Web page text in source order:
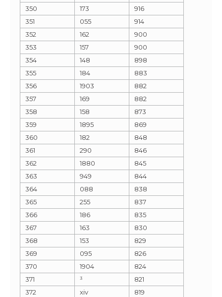
350
173
916
351
055
914
352
162
900
353
157
900
354
148
898
355
184
883
356
1903
882
357
169
882
358
158
873
359
1895
869
360
182
848
361
290
846
362
1880
845
363
949
844
364
088
838
365
255
837
366
186
835
367
163
830
368
153
829
369
095
826
370
1904
824
371
³
821
372
xiv
819